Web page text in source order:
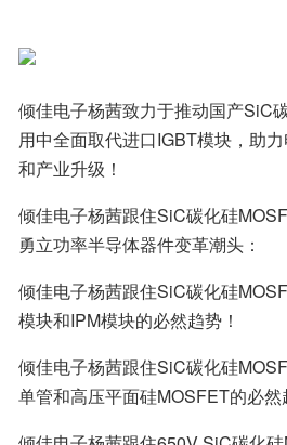
倾佳电子杨茜致力于推动国产SiC
用中全面取代进口IGBT模块，助
和产业升级！
倾佳电子杨茜跟住SiC碳化硅
勇立功率半导体器件变革潮头：
倾佳电子杨茜跟住SiC碳化硅
模块和IPM模块的必然趋势！
倾佳电子杨茜跟住SiC碳化硅
单管和高压平面硅MOSFET的必然